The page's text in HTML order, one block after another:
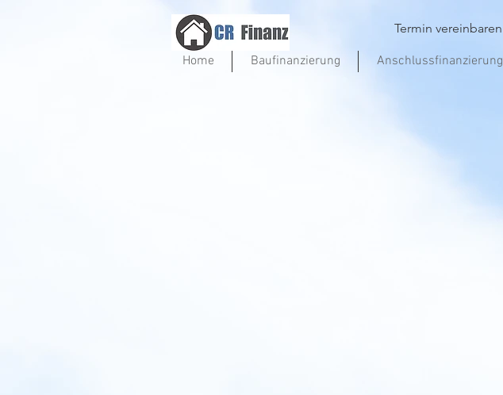
Termin vereinbaren
Home Baufinanzierung Anschlussfinanzierung